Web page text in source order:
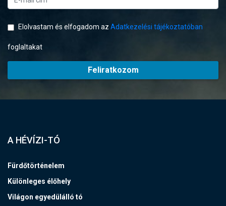
Elolvastam és elfogadom az Adatkezelési tájékoztatóban
foglaltakat
Feliratkozom
A HÉVÍZI-TÓ
Fürdőtörténelem
Különleges élőhely
Világon egyedülálló tó